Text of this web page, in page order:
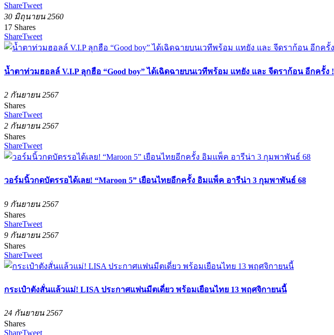
ShareTweet
30 มิถุนายน 2560
17 Shares
ShareTweet
น้ำตาท่วมฮอลล์ V.I.P ลุกฮือ “Good boy” ได้เฉิดฉายบนเวทีพร้อม แทยัง และ จีดราก้อน อีกครั้ง !
2 กันยายน 2567
Shares
ShareTweet
2 กันยายน 2567
Shares
ShareTweet
วอร์มนิ้วกดบัตรรอได้เลย! “Maroon 5” เยือนไทยอีกครั้ง อิมแพ็ค อารีน่า 3 กุมพาพันธ์ 68
9 กันยายน 2567
Shares
ShareTweet
9 กันยายน 2567
Shares
ShareTweet
กระเป๋าตังสั่นแล้วแม่! LISA ประกาศแฟนมีตเดี่ยว พร้อมเยือนไทย 13 พฤศจิกายนนี้
24 กันยายน 2567
Shares
ShareTweet